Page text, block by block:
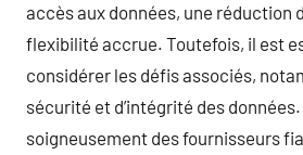
accès aux données, une réduction
flexibilité accrue. Toutefois, il est
considérer les défis associés,
sécurité et d’intégrité des
soigneusement des fournisseurs